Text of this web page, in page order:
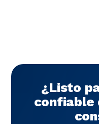
¿Listo
confiable